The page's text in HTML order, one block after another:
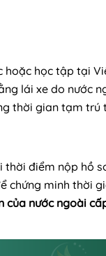
hoặc học tập tại
lái xe do nước
thời gian tạm trú
điểm nộp hồ
chứng minh thời
của nước ngoài